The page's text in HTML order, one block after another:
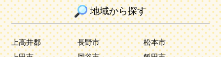
地域から探す
上高井郡 長野市
松本市